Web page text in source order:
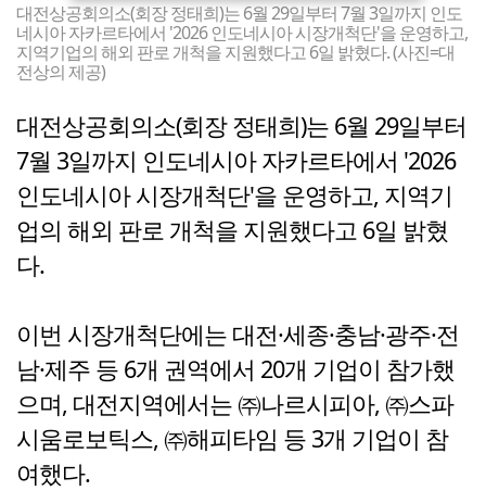
대전상공회의소(회장 정태희)는 6월 29일부터 7월 3일까지 인도
네시아 자카르타에서 '2026 인도네시아 시장개척단'을 운영하고,
지역기업의 해외 판로 개척을 지원했다고 6일 밝혔다. (사진=대
전상의 제공)
대전상공회의소(회장 정태희)는 6월 29일부터
7월 3일까지 인도네시아 자카르타에서 '2026
인도네시아 시장개척단'을 운영하고, 지역기
업의 해외 판로 개척을 지원했다고 6일 밝혔
다.
이번 시장개척단에는 대전·세종·충남·광주·전
남·제주 등 6개 권역에서 20개 기업이 참가했
으며, 대전지역에서는 ㈜나르시피아, ㈜스파
시움로보틱스, ㈜해피타임 등 3개 기업이 참
여했다.